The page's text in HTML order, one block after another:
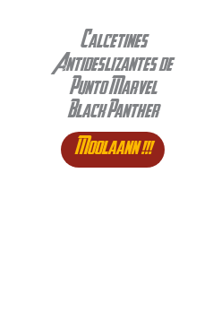
Calcetines
Antideslizantes de
Punto Marvel
Black Panther
Moolaann !!!